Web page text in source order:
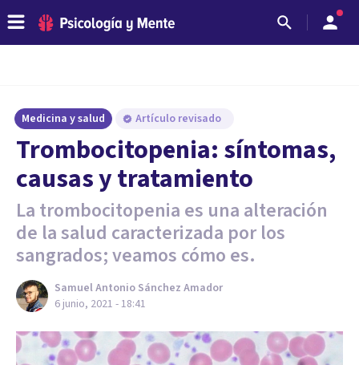
Medicina y salud Artículo revisado
Trombocitopenia: síntomas,
causas y tratamiento
La trombocitopenia es una alteración
de la salud caracterizada por los
sangrados; veamos cómo es.
Samuel Antonio Sánchez Amador
6 junio, 2021 - 18:41